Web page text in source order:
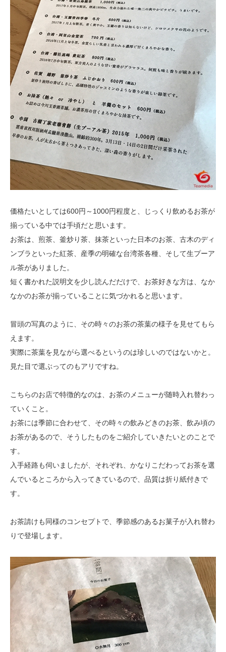
価格たいとしては600円～1000円程度と、じっくり飲めるお茶が
揃っている中では手頃だと思います。
お茶は、煎茶、釜炒り茶、抹茶といった日本のお茶、古木のディ
ンブラといった紅茶、産季の明確な台湾茶各種、そして生プーア
ル茶がありました。
短く書かれた説明文を少し読んだだけで、お茶好きな方は、なか
なかのお茶が揃っていることに気づかれると思います。
冒頭の写真のように、その時々のお茶の茶葉の様子を見せてもら
えます。
実際に茶葉を見ながら選べるというのは珍しいのではないかと。
見た目で選ぶってのもアリですね。
こちらのお店で特徴的なのは、お茶のメニューが随時入れ替わっ
ていくこと。
お茶には季節に合わせて、その時々の飲みどきのお茶、飲み頃の
お茶があるので、そうしたものをご紹介していきたいとのことで
す。
入手経路も伺いましたが、それぞれ、かなりこだわってお茶を選
んでいるところから入ってきているので、品質は折り紙付きで
す。
お茶請けも同様のコンセプトで、季節感のあるお菓子が入れ替わ
りで登場します。